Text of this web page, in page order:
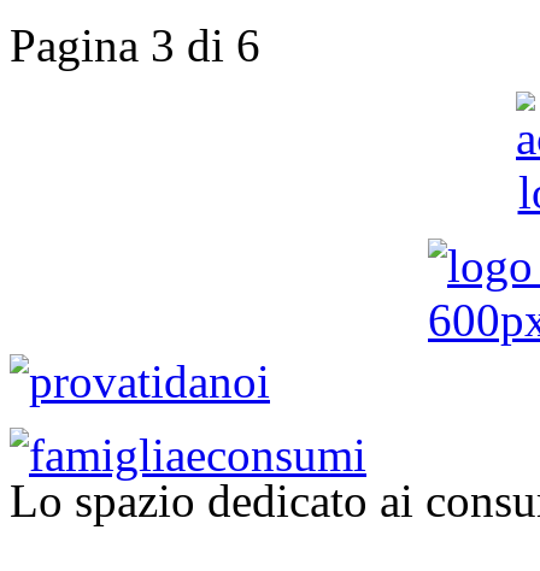
Pagina 3 di 6
Lo spazio dedicato ai